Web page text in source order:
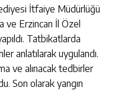
İtfaiye Müdürlüğü
ve Erzincan İl Özel
Tatbikatlarda
anlatılarak uygulandı.
ve alınacak tedbirler
Son olarak yangın